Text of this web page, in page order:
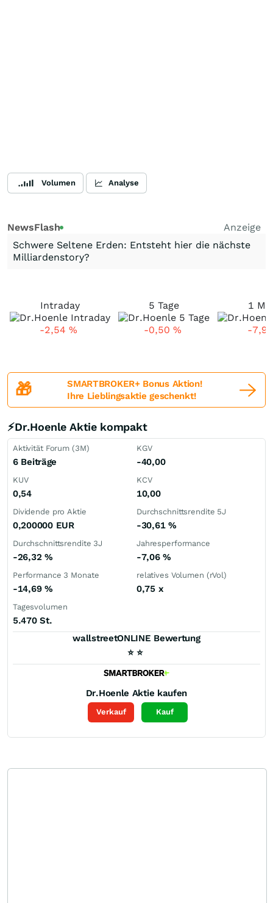
Volumen Analyse
NewsFlash
Anzeige
Schwere Seltene Erden: Entsteht hier die nächste
Milliardenstory?
Intraday
-2,54 %
5 Tage
-0,50 %
1
-
🎁
SMARTBROKER+ Bonus Aktion!
Ihre Lieblingsaktie geschenkt!
⚡Dr.Hoenle Aktie kompakt
Aktivität Forum (3M)
6 Beiträge
KGV
-40,00
KUV
0,54
KCV
10,00
Dividende pro Aktie
0,200000 EUR
Durchschnittsrendite 5J
-30,61 %
Durchschnittsrendite 3J
-26,32 %
Jahresperformance
-7,06%
Performance 3 Monate
-14,69 %
relatives Volumen (rVol)
0,75 x
Tagesvolumen
5.470 St.
wallstreetONLINE Bewertung
⭐ ⭐
Dr.Hoenle Aktie kaufen
Verkauf Kauf